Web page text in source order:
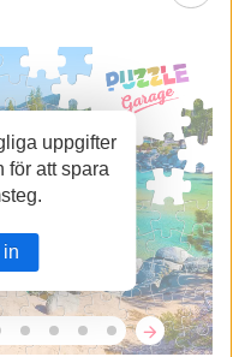
uppgifter
för att spara
in